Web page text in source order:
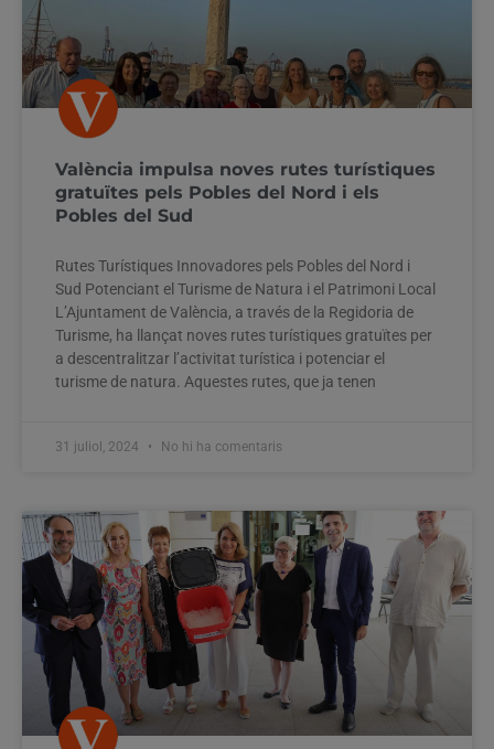
València impulsa noves rutes turístiques
gratuïtes pels Pobles del Nord i els
Pobles del Sud
Rutes Turístiques Innovadores pels Pobles del Nord i
Sud Potenciant el Turisme de Natura i el Patrimoni Local
L’Ajuntament de València, a través de la Regidoria de
Turisme, ha llançat noves rutes turístiques gratuïtes per
a descentralitzar l’activitat turística i potenciar el
turisme de natura. Aquestes rutes, que ja tenen
31 juliol, 2024 No hi ha comentaris